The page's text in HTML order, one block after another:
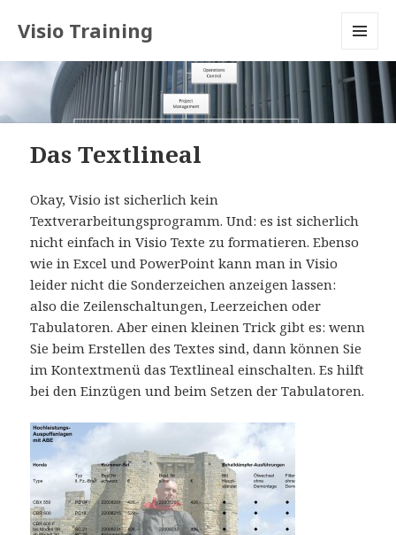
Visio Training
AND
WIDGETS
Das Textlineal
Okay, Visio ist sicherlich kein
Textverarbeitungsprogramm. Und: es ist sicherlich
nicht einfach in Visio Texte zu formatieren. Ebenso
wie in Excel und PowerPoint kann man in Visio
leider nicht die Sonderzeichen anzeigen lassen:
also die Zeilenschaltungen, Leerzeichen oder
Tabulatoren. Aber einen kleinen Trick gibt es: wenn
Sie beim Erstellen des Textes sind, dann können Sie
im Kontextmenü das Textlineal einschalten. Es hilft
bei den Einzügen und beim Setzen der Tabulatoren.